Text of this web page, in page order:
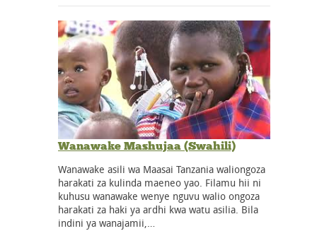
Wanawake Mashujaa (Swahili)
Wanawake asili wa Maasai Tanzania waliongoza
harakati za kulinda maeneo yao. Filamu hii ni
kuhusu wanawake wenye nguvu walio ongoza
harakati za haki ya ardhi kwa watu asilia. Bila
indini ya wanajamii,…